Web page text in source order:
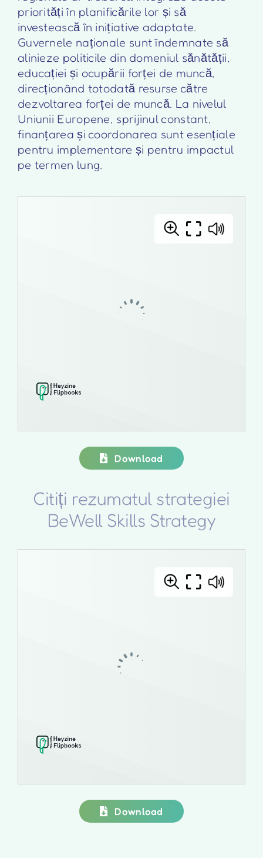
priorități în planificările lor și să
investească în inițiative adaptate.
Guvernele naționale sunt îndemnate să
alinieze politicile din domeniul sănătății,
educației și ocupării forței de muncă,
direcționând totodată resurse către
dezvoltarea forței de muncă. La nivelul
Uniunii Europene, sprijinul constant,
finanțarea și coordonarea sunt esențiale
pentru implementare și pentru impactul
pe termen lung.
Download
Citiți rezumatul strategiei
BeWell Skills Strategy
Download